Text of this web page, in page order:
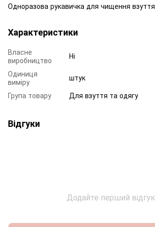
Одноразова рукавичка для чищення взуття
Характеристики
Власне
виробництво
Ні
Одиниця
виміру
штук
Група товару
Для взуття та одягу
Відгуки
Додайте перший відгук